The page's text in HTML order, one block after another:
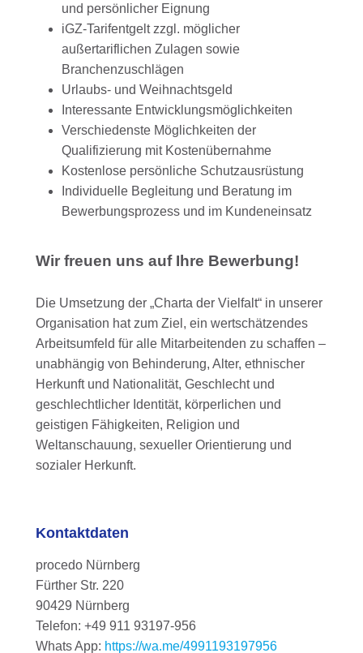
und persönlicher Eignung
iGZ-Tarifentgelt zzgl. möglicher
außertariflichen Zulagen sowie
Branchenzuschlägen
Urlaubs- und Weihnachtsgeld
Interessante Entwicklungsmöglichkeiten
Verschiedenste Möglichkeiten der
Qualifizierung mit Kostenübernahme
Kostenlose persönliche Schutzausrüstung
Individuelle Begleitung und Beratung im
Bewerbungsprozess und im Kundeneinsatz
Wir freuen uns auf Ihre Bewerbung!
Die Umsetzung der „Charta der Vielfalt“ in unserer
Organisation hat zum Ziel, ein wertschätzendes
Arbeitsumfeld für alle Mitarbeitenden zu schaffen –
unabhängig von Behinderung, Alter, ethnischer
Herkunft und Nationalität, Geschlecht und
geschlechtlicher Identität, körperlichen und
geistigen Fähigkeiten, Religion und
Weltanschauung, sexueller Orientierung und
sozialer Herkunft.
Kontaktdaten
procedo Nürnberg
Fürther Str. 220
90429 Nürnberg
Telefon: +49 911 93197-956
Whats App: https://wa.me/4991193197956